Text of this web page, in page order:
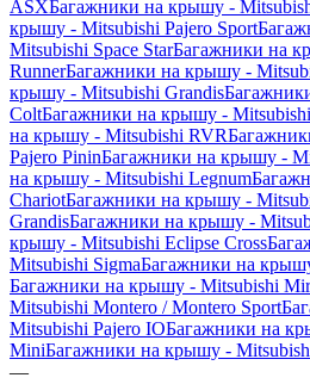
ASXБагажники на крышу -
крышу - Mitsubishi Pajero Sport
Mitsubishi Space StarБагажники на
RunnerБагажники на крышу -
крышу - Mitsubishi Grandis
ColtБагажники на крышу - Mitsubishi
на крышу - Mitsubishi RVR
Pajero PininБагажники на крышу -
на крышу - Mitsubishi Legnum
ChariotБагажники на крышу -
GrandisБагажники на крышу -
крышу - Mitsubishi Eclipse Cross
Mitsubishi SigmaБагажники на
Багажники на крышу - Mitsubishi
Mitsubishi Montero / Montero Sport
Mitsubishi Pajero IOБагажники на
MiniБагажники на крышу -
—